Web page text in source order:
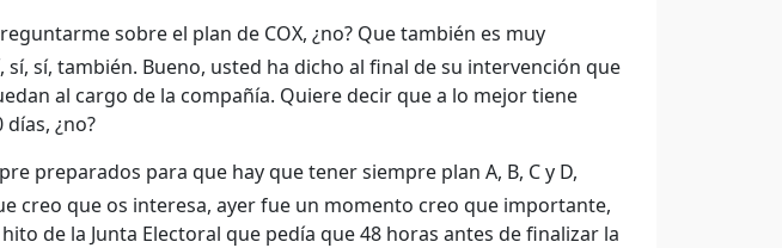
sobre el plan de COX, ¿no? Que también es muy
sí, también. Bueno, usted ha dicho al final de su intervención que
al cargo de la compañía. Quiere decir que a lo mejor tiene
¿no?
preparados para que hay que tener siempre plan A, B, C y D,
creo que os interesa, ayer fue un momento creo que importante,
de la Junta Electoral que pedía que 48 horas antes de finalizar la